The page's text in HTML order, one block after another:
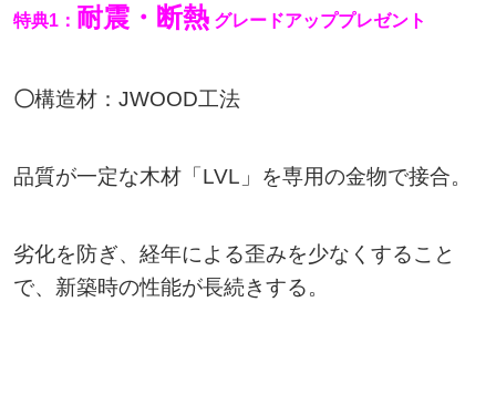
特典1： 耐震・断熱グレードアッププレゼント
〇構造材：JWOOD工法
品質が一定な木材「LVL」を専用の金物で接合。
劣化を防ぎ、経年による歪みを少なくすること
で、新築時の性能が長続きする。